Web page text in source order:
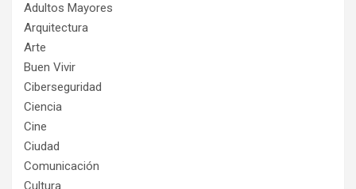
Adultos Mayores
Arquitectura
Arte
Buen Vivir
Ciberseguridad
Ciencia
Cine
Ciudad
Comunicación
Cultura